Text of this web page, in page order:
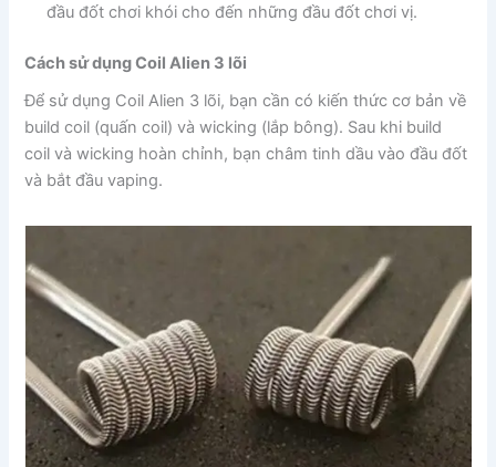
đầu đốt chơi khói cho đến những đầu đốt chơi vị.
Cách sử dụng Coil Alien 3 lõi
Để sử dụng Coil Alien 3 lõi, bạn cần có kiến thức cơ bản về
build coil (quấn coil) và wicking (lắp bông). Sau khi build
coil và wicking hoàn chỉnh, bạn châm tinh dầu vào đầu đốt
và bắt đầu vaping.